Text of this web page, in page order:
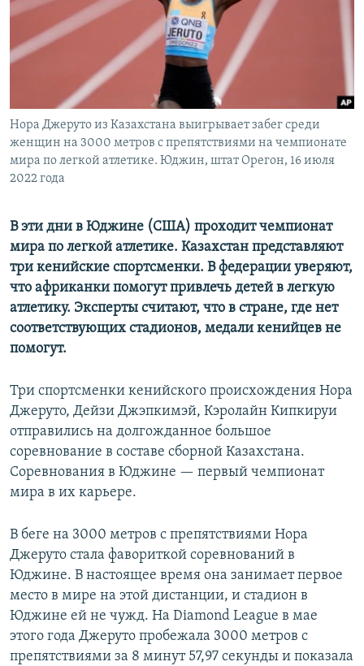
Нора Джеруто из Казахстана выигрывает забег среди
женщин на 3000 метров с препятствиями на чемпионате
мира по легкой атлетике. Юджин, штат Орегон, 16 июля
2022 года
В эти дни в Юджине (США) проходит чемпионат
мира по легкой атлетике. Казахстан представляют
три кенийские спортсменки. В федерации уверяют,
что африканки помогут привлечь детей в легкую
атлетику. Эксперты считают, что в стране, где нет
соответствующих стадионов, медали кенийцев не
помогут.
Три спортсменки кенийского происхождения Нора
Джеруто, Дейзи Джэпкимэй, Кэролайн Кипкируи
отправились на долгожданное большое
соревнование в составе сборной Казахстана.
Соревнования в Юджине — первый чемпионат
мира в их карьере.
В беге на 3000 метров с препятствиями Нора
Джеруто стала фавориткой соревнований в
Юджине. В настоящее время она занимает первое
место в мире на этой дистанции, и стадион в
Юджине ей не чужд. На Diamond League в мае
этого года Джеруто пробежала 3000 метров с
препятствиями за 8 минут 57,97 секунды и показала